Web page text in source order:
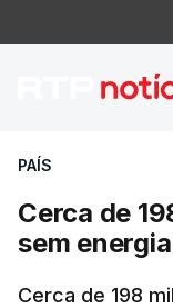
Cerca
PAÍS
Cerca de
sem
Cerca de 198